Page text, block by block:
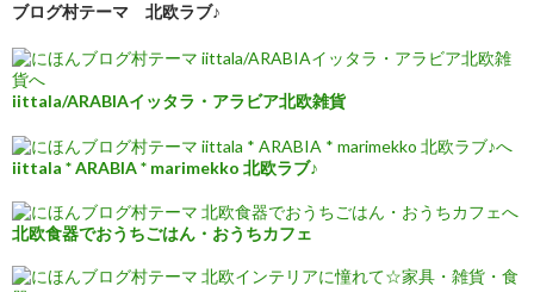
ブログ村テーマ 北欧ラブ♪
iittala/ARABIAイッタラ・アラビア北欧雑貨
iittala * ARABIA * marimekko 北欧ラブ♪
北欧食器でおうちごはん・おうちカフェ